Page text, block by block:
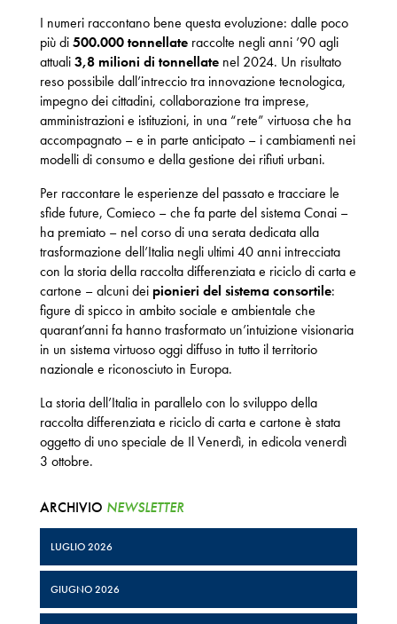
I numeri raccontano bene questa evoluzione: dalle poco
più di500.000 tonnellateraccolte negli anni ’90 agli
attuali3,8 milioni di tonnellatenel 2024. Un risultato
reso possibile dall’intreccio tra innovazione tecnologica,
impegno dei cittadini, collaborazione tra imprese,
amministrazioni e istituzioni, in una “rete” virtuosa che ha
accompagnato – e in parte anticipato – i cambiamenti nei
modelli di consumo e della gestione dei rifiuti urbani.
Per raccontare le esperienze del passato e tracciare le
sfide future, Comieco – che fa parte del sistema Conai –
ha premiato – nel corso di una serata dedicata alla
trasformazione dell’Italia negli ultimi 40 anni intrecciata
con la storia della raccolta differenziata e riciclo di carta e
cartone – alcuni dei pionieri del sistema consortile:
figure di spicco in ambito sociale e ambientale che
quarant’anni fa hanno trasformato un’intuizione visionaria
in un sistema virtuoso oggi diffuso in tutto il territorio
nazionale e riconosciuto in Europa.
La storia dell’Italia in parallelo con lo sviluppo della
raccolta differenziata e riciclo di carta e cartone è stata
oggetto di uno speciale de Il Venerdì, in edicola venerdì
3 ottobre.
ARCHIVIO NEWSLETTER
LUGLIO 2026
GIUGNO 2026